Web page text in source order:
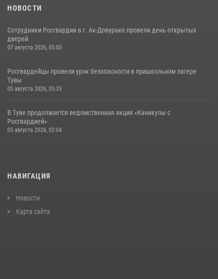
НОВОСТИ
Сотрудники Росгвардии в г. Ак-Довураке провели день открытых
дверей
07 августа 2026, 05:03
Росгвардейцы провели урок безопасности в пришкольном лагере
Тувы
05 августа 2026, 05:33
В Туве продолжается ведомственная акция «Каникулы с
Росгвардией»
05 августа 2026, 02:04
НАВИГАЦИЯ
Новости
Карта сайта